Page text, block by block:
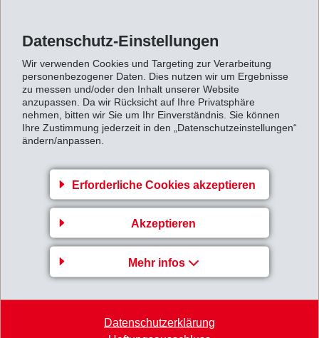
Datenschutz-Einstellungen
Wir verwenden Cookies und Targeting zur Verarbeitung
personenbezogener Daten. Dies nutzen wir um Ergebnisse
zu messen und/oder den Inhalt unserer Website
anzupassen. Da wir Rücksicht auf Ihre Privatsphäre
nehmen, bitten wir Sie um Ihr Einverständnis. Sie können
Ihre Zustimmung jederzeit in den „Datenschutzeinstellungen“
ändern/anpassen.
Erforderliche Cookies akzeptieren
Akzeptieren
Mehr infos
Datenschutzerklärung
Blick in die Zukunft
Mit diesem Erfolg bestätigt EMS-GRILTECH seine
führende Rolle in der Entwicklung innovativer
Materialien für die Automobilindustrie. «Dieser Preis ist
eine besondere Anerkennung für die Innovationskraft
und das Engagement unserer Teams. Gemeinsam mit
unseren Partnern haben wir gezeigt, dass
Nachhaltigkeit und Design keine Gegensätze sind,
sondern neue Möglichkeiten eröffnen», so die
Verantwortlichen bei EMS-GRILTECH.